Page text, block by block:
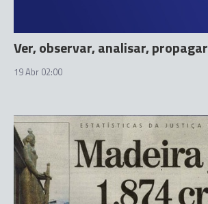
Ver, observar, analisar, propagar
19 Abr 02:00